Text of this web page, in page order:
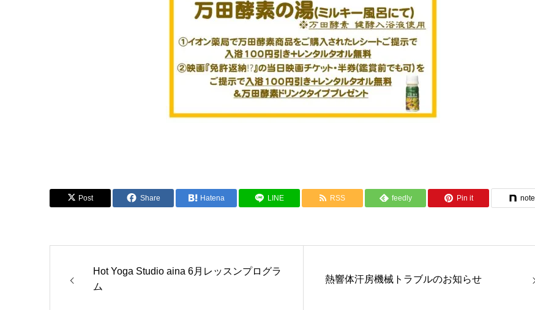
Post Share Hatena LINE RSS feedly Pin it note
Hot Yoga Studio aina 6月レッスンプログラ
ム
熱響体汗房機械トラブルのお知らせ